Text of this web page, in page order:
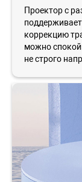
Проектор с
коррекцию
можно
не строго